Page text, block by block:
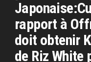
rapport à
doit obtenir
de Riz White